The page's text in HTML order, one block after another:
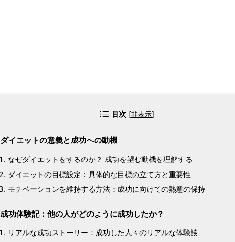
目次 [非表示]
ダイエットの意義と成功への動機
なぜダイエットをするのか？ 成功を望む動機を理解する
ダイエットの目標設定：具体的な目標の立て方と重要性
モチベーションを維持する方法：成功に向けての熱意の保持
成功体験記：他の人がどのように成功したか？
リアルな成功ストーリー：成功した人々のリアルな体験談